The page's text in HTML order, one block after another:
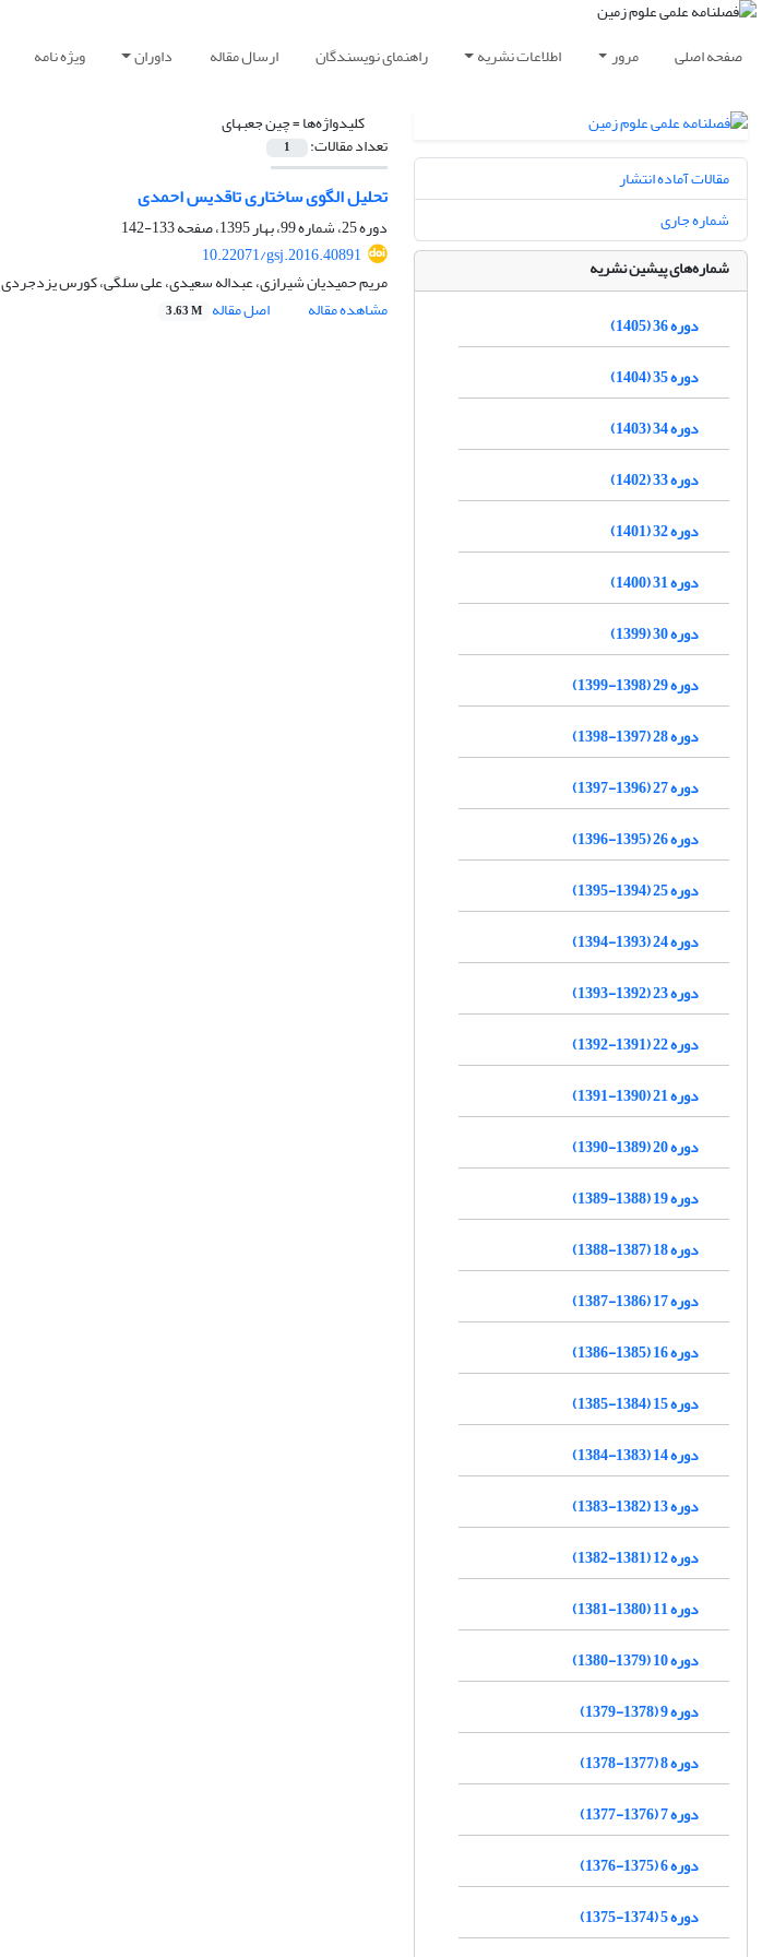
صفحه اصلی مرور اطلاعات نشریه راهنمای نویسندگان ارسال مقاله داوران ویژه نامه
کلیدواژه‌ها =چین جعبه‎ای
تعداد مقالات: 1
تحلیل الگوی ساختاری تاقدیس احمدی
دوره 25، شماره 99، بهار 1395، صفحه
133-142
10.22071/gsj.2016.40891
مریم حمیدیان شیرازی، عبداله سعیدی، علی سلگی، کورس یزدجردی
مشاهده مقاله
اصل مقاله 3.63 M
مقالات آماده انتشار
شماره جاری
شماره‌های پیشین نشریه
دوره 36 (1405)
دوره 35 (1404)
دوره 34 (1403)
دوره 33 (1402)
دوره 32 (1401)
دوره 31 (1400)
دوره 30 (1399)
دوره 29 (1398-1399)
دوره 28 (1397-1398)
دوره 27 (1396-1397)
دوره 26 (1395-1396)
دوره 25 (1394-1395)
دوره 24 (1393-1394)
دوره 23 (1392-1393)
دوره 22 (1391-1392)
دوره 21 (1390-1391)
دوره 20 (1389-1390)
دوره 19 (1388-1389)
دوره 18 (1387-1388)
دوره 17 (1386-1387)
دوره 16 (1385-1386)
دوره 15 (1384-1385)
دوره 14 (1383-1384)
دوره 13 (1382-1383)
دوره 12 (1381-1382)
دوره 11 (1380-1381)
دوره 10 (1379-1380)
دوره 9 (1378-1379)
دوره 8 (1377-1378)
دوره 7 (1376-1377)
دوره 6 (1375-1376)
دوره 5 (1374-1375)